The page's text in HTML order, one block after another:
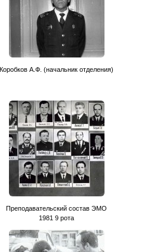
Коробков А.Ф. (начальник отделения)
Преподавательский состав ЭМО
1981 9 рота